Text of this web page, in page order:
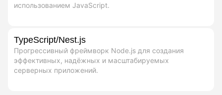
использованием JavaScript.
TypeScript/Nest.js
Прогрессивный фреймворк Node.js для создания
эффективных, надёжных и масштабируемых
серверных приложений.